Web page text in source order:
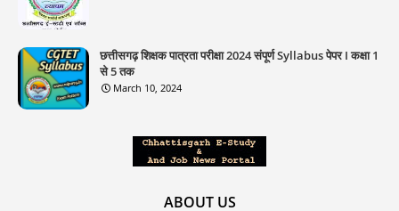
छत्तीसगढ़ शिक्षक पात्रता परीक्षा 2024 संपूर्ण Syllabus पेपर I कक्षा 1
से 5 तक
March 10, 2024
ABOUT US